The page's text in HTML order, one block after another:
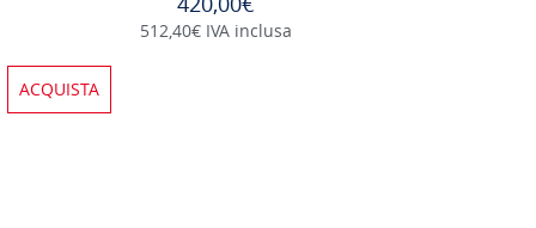
512,40€ IVA inclusa
ACQUISTA